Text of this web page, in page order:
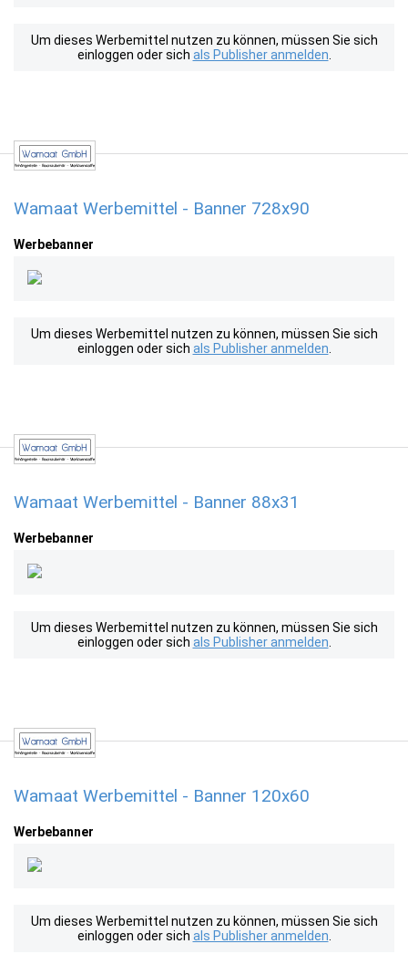
Um dieses Werbemittel nutzen zu können, müssen Sie sich
einloggen oder sich als Publisher anmelden
Wamaat Werbemittel - Banner 728x90
Werbebanner
Um dieses Werbemittel nutzen zu können, müssen Sie sich
einloggen oder sich als Publisher anmelden
Wamaat Werbemittel - Banner 88x31
Werbebanner
Um dieses Werbemittel nutzen zu können, müssen Sie sich
einloggen oder sich als Publisher anmelden
Wamaat Werbemittel - Banner 120x60
Werbebanner
Um dieses Werbemittel nutzen zu können, müssen Sie sich
einloggen oder sich als Publisher anmelden